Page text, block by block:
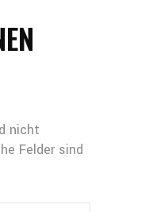
nicht
Felder sind